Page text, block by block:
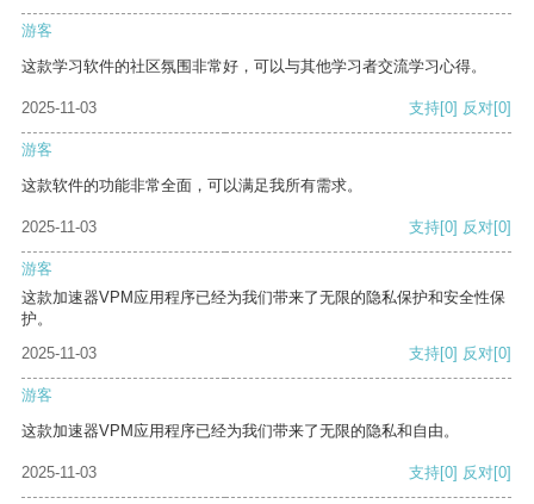
游客
这款学习软件的社区氛围非常好，可以与其他学习者交流学习心得。
2025-11-03 支持[0] 反对[0]
游客
这款软件的功能非常全面，可以满足我所有需求。
2025-11-03 支持[0] 反对[0]
游客
这款加速器VPM应用程序已经为我们带来了无限的隐私保护和安全性保
护。
2025-11-03
支持[0] 反对[0]
游客
这款加速器VPM应用程序已经为我们带来了无限的隐私和自由。
2025-11-03 支持[0] 反对[0]